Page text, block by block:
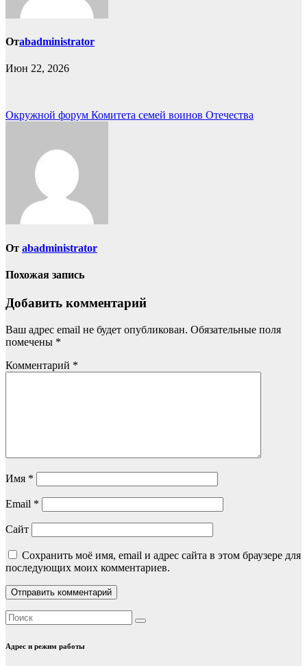
Отabadministrator
Июн 22, 2026
Навигация
записям
Окружной форум Комитета семей воинов Отечества
От abadministrator
Похожая запись
Добавить комментарий
Ваш адрес email не будет опубликован. Обязательные поля
помечены *
Комментарий *
Имя *
Email *
Сайт
Сохранить моё имя, email и адрес сайта в этом браузере для
последующих моих комментариев.
Адрес и режим работы